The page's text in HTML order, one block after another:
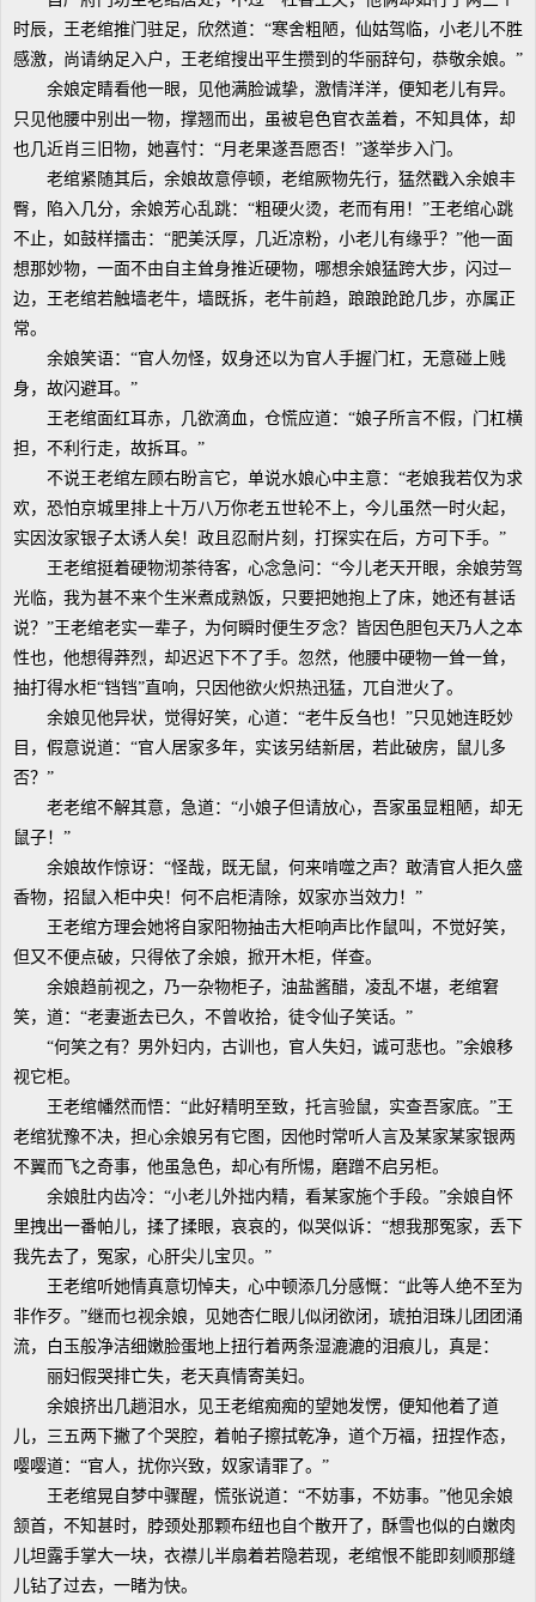
时辰，王老绾推门驻足，欣然道：“寒舍粗陋，仙姑驾临，小老儿不胜
感激，尚请纳足入户，王老绾搜出平生攒到的华丽辞句，恭敬余娘。”
余娘定睛看他一眼，见他满脸诚挚，激情洋洋，便知老儿有异。
只见他腰中别出一物，撑翘而出，虽被皂色官衣盖着，不知具体，却
也几近肖三旧物，她喜忖：“月老果遂吾愿否！”遂举步入门。
老绾紧随其后，余娘故意停顿，老绾厥物先行，猛然戳入余娘丰
臀，陷入几分，余娘芳心乱跳：“粗硬火烫，老而有用！”王老绾心跳
不止，如鼓样擂击：“肥美沃厚，几近凉粉，小老儿有缘乎？”他一面
想那妙物，一面不由自主耸身推近硬物，哪想余娘猛跨大步，闪过─
边，王老绾若触墙老牛，墙既拆，老牛前趋，踉踉跄跄几步，亦属正
常。
余娘笑语：“官人勿怪，奴身还以为官人手握门杠，无意碰上贱
身，故闪避耳。”
王老绾面红耳赤，几欲滴血，仓慌应道：“娘子所言不假，门杠横
担，不利行走，故拆耳。”
不说王老绾左顾右盼言它，单说水娘心中主意：“老娘我若仅为求
欢，恐怕京城里排上十万八万你老五世轮不上，今儿虽然一时火起，
实因汝家银子太诱人矣！政且忍耐片刻，打探实在后，方可下手。”
王老绾挺着硬物沏茶待客，心念急问：“今儿老天开眼，余娘劳驾
光临，我为甚不来个生米煮成熟饭，只要把她抱上了床，她还有甚话
说？”王老绾老实一辈子，为何瞬时便生歹念？皆因色胆包天乃人之本
性也，他想得莽烈，却迟迟下不了手。忽然，他腰中硬物一耸一耸，
抽打得水柜“铛铛”直响，只因他欲火炽热迅猛，兀自泄火了。
余娘见他异状，觉得好笑，心道：“老牛反刍也！”只见她连眨妙
目，假意说道：“官人居家多年，实该另结新居，若此破房，鼠儿多
否？”
老老绾不解其意，急道：“小娘子但请放心，吾家虽显粗陋，却无
鼠子！”
余娘故作惊讶：“怪哉，既无鼠，何来啃噬之声？敢清官人拒久盛
香物，招鼠入柜中央！何不启柜清除，奴家亦当效力！”
王老绾方理会她将自家阳物抽击大柜响声比作鼠叫，不觉好笑，
但又不便点破，只得依了余娘，掀开木柜，佯查。
余娘趋前视之，乃一杂物柜子，油盐酱醋，凌乱不堪，老绾窘
笑，道：“老妻逝去已久，不曾收拾，徒令仙子笑话。”
“何笑之有？男外妇内，古训也，官人失妇，诚可悲也。”余娘移
视它柜。
王老绾幡然而悟：“此好精明至致，托言验鼠，实查吾家底。”王
老绾犹豫不决，担心余娘另有它图，因他时常听人言及某家某家银两
不翼而飞之奇事，他虽急色，却心有所惕，磨蹭不启另柜。
余娘肚内齿冷：“小老儿外拙内精，看某家施个手段。”余娘自怀
里拽出一番帕儿，揉了揉眼，哀哀的，似哭似诉：“想我那冤家，丢下
我先去了，冤家，心肝尖儿宝贝。”
王老绾听她情真意切悼夫，心中顿添几分感慨：“此等人绝不至为
非作歹。”继而乜视余娘，见她杏仁眼儿似闭欲闭，琥拍泪珠儿团团涌
流，白玉般净洁细嫩脸蛋地上扭行着两条湿漉漉的泪痕儿，真是：
丽妇假哭排亡失，老天真情寄美妇。
余娘挤出几趟泪水，见王老绾痴痴的望她发愣，便知他着了道
儿，三五两下撇了个哭腔，着帕子擦拭乾净，道个万福，扭捏作态，
嘤嘤道：“官人，扰你兴致，奴家请罪了。”
王老绾晃自梦中骤醒，慌张说道：“不妨事，不妨事。”他见余娘
颔首，不知甚时，脖颈处那颗布纽也自个散开了，酥雪也似的白嫩肉
儿坦露手掌大一块，衣襟儿半扇着若隐若现，老绾恨不能即刻顺那缝
儿钻了过去，一睹为快。